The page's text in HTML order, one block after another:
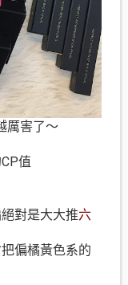
厲害了～
值
對是大大推六
偏橘黃色系的